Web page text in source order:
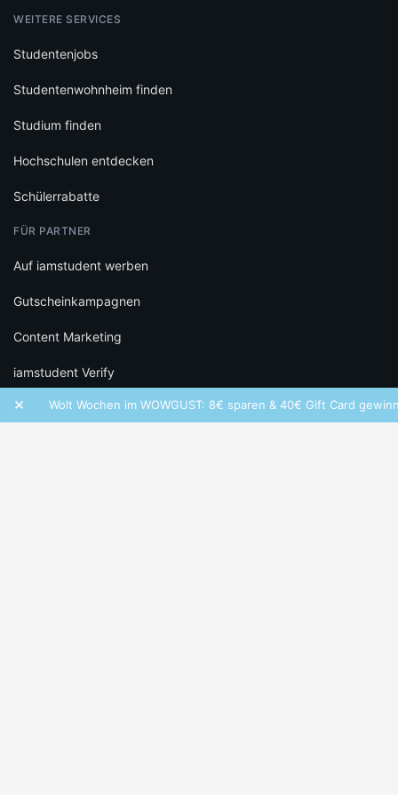
× Wolt Wochen im WOWGUST: 8€ sparen & 40€ Gift Card gewinnen!
WEITERE SERVICES
Studentenjobs
Studentenwohnheim finden
Studium finden
Hochschulen entdecken
Schülerrabatte
FÜR PARTNER
Auf iamstudent werben
Gutscheinkampagnen
Content Marketing
iamstudent Verify